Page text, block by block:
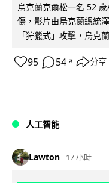
烏克蘭克爾松一名 52
傷，影片由烏克蘭總統
「狩獵式」攻擊，烏克
95 54 ↗ 分享
人工智能
Lawton 17 小時